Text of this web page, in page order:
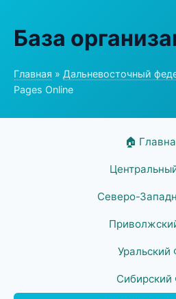
База
Главная » Дальневосточный
Pages Online
🏠
Северо-
Уральский